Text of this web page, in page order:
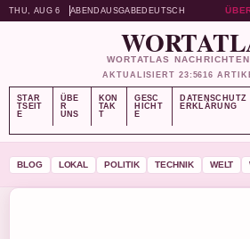
THU, AUG 6 ABENDAUSGABEDEUTSCH
WORTATLAS
AKTUALISIERT 23:5616
STAR
TSEIT
E
ÜBE
R
UNS
KON
TAK
T
GESC
HICHT
E
DATENSCHUTZ
ERKLÄRUNG
BLOG LOKAL POLITIK TECHNIK WELT